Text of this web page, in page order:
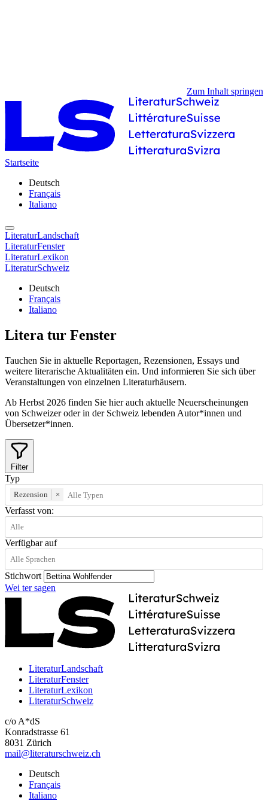
Zum Inhalt springen
Startseite
Deutsch
Français
Italiano
LiteraturLandschaft
LiteraturFenster
LiteraturLexikon
LiteraturSchweiz
Deutsch
Français
Italiano
Litera tur Fenster
Tauchen Sie in aktuelle Reportagen, Rezensionen, Essays und
weitere literarische Aktualitäten ein. Und informieren Sie sich über
Veranstaltungen von einzelnen Literaturhäusern.
Ab Herbst 2026 finden Sie hier auch aktuelle Neuerscheinungen
von Schweizer oder in der Schweiz lebenden Autor*innen und
Übersetzer*innen.
Filter
Typ
Rezension ×
Verfasst von:
Verfügbar auf
Stichwort
Wei ter sagen
LiteraturLandschaft
LiteraturFenster
LiteraturLexikon
LiteraturSchweiz
c/o A*dS
Konradstrasse 61
8031 Zürich
mail@literaturschweiz.ch
Deutsch
Français
Italiano